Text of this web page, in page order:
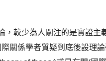
較少為人關注的是實證
關係學者質疑到底後設理